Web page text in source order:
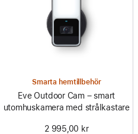
Smarta hemtillbehör
Eve Outdoor Cam – smart
utomhuskamera med strålkastare
2 995,00 kr